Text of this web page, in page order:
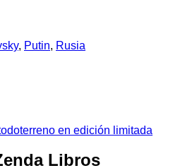
, Putin, Rusia
en edición limitada